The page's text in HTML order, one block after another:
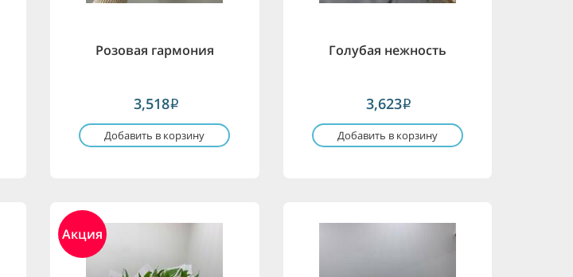
Розовая гармония
3,518i
Добавить в корзину
Голубая нежность
3,623i
Добавить в корзину
Акция